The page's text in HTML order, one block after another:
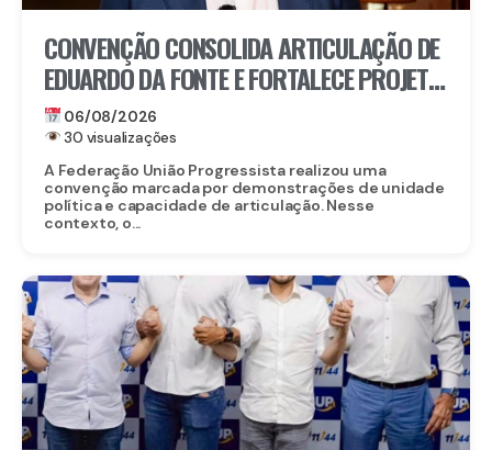
CONVENÇÃO CONSOLIDA ARTICULAÇÃO DE
EDUARDO DA FONTE E FORTALECE PROJETO
PARA O SENADO
06/08/2026
30 visualizações
A Federação União Progressista realizou uma
convenção marcada por demonstrações de unidade
política e capacidade de articulação. Nesse
contexto, o...